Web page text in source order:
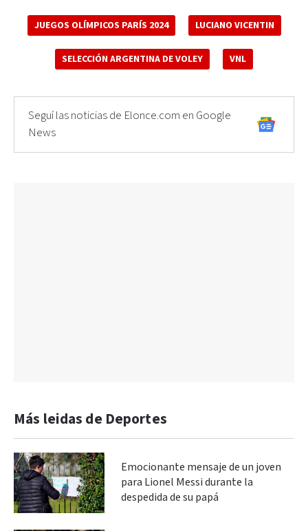
JUEGOS OLÍMPICOS PARÍS 2024 LUCIANO VICENTIN
SELECCIÓN ARGENTINA DE VOLEY VNL
Seguí las noticias de Elonce.com en Google
News
Más leidas de Deportes
Emocionante mensaje de un joven
para Lionel Messi durante la
despedida de su papá